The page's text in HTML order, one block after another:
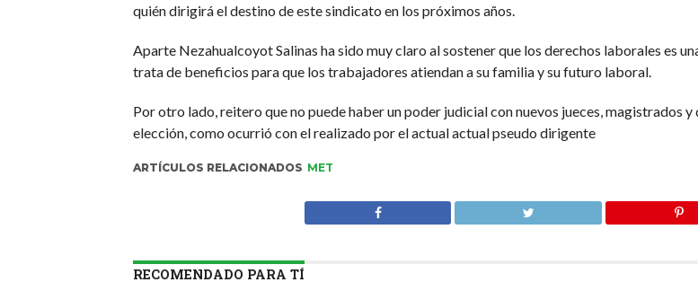
quién dirigirá el destino de este sindicato en los próximos años.
Aparte Nezahualcoyot Salinas ha sido muy claro al sostener que los derechos laborales es
trata de beneficios para que los trabajadores atiendan a su familia y su futuro laboral.
Por otro lado, reitero que no puede haber un poder judicial con nuevos jueces, magistrados
elección, como ocurrió con el realizado por el actual actual pseudo dirigente
ARTÍCULOS RELACIONADOS MET
RECOMENDADO PARA TÍ